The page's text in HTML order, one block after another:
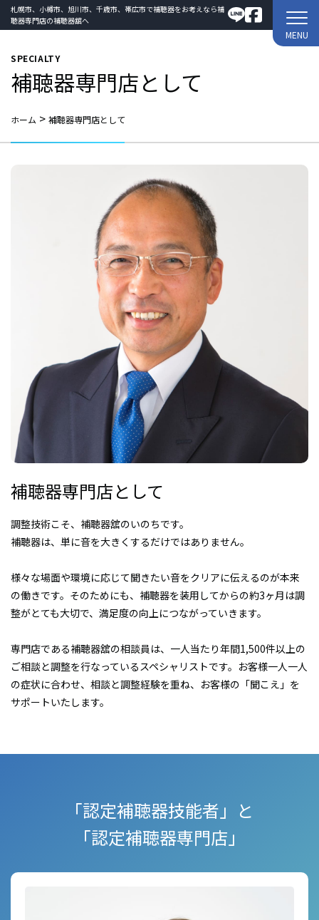
札幌市、小樽市、旭川市、千歳市、帯広市で補聴器をお考えなら補
聴器専門店の補聴器舘へ
MENU
SPECIALTY
補聴器専門店として
ホーム > 補聴器専門店として
補聴器専門店として
調整技術こそ、補聴器舘のいのちです。
補聴器は、単に音を大きくするだけではありません。
様々な場面や環境に応じて聞きたい音をクリアに伝えるのが本来
の働きです。 そのためにも、補聴器を装用してからの約3ヶ月は調
整がとても大切で、満足度の向上につながっていきます。
専門店である補聴器舘の相談員は、一人当たり年間1,500件以上の
ご相談と調整を行なっているスペシャリストです。 お客様一人一人
の症状に合わせ、相談と調整経験を重ね、 お客様の「聞こえ」を
サポートいたします。
「認定補聴器技能者」と
「認定補聴器専門店」